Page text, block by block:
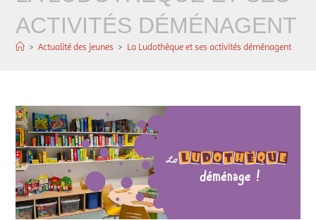
ACTIVITÉS DÉMÉNAGENT
> Actualité des jeunes > La Ludothèque et ses activités déménagent